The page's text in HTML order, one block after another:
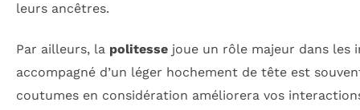
leurs ancêtres.
Par ailleurs, la politesse joue un rôle majeur dans les
accompagné d’un léger hochement de tête est
coutumes en considération améliorera vos